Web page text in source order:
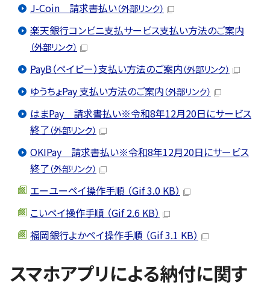
J-Coin 請求書払い（外部リンク）
楽天銀行コンビニ支払サービス支払い方法のご案内
（外部リンク）
PayB（ペイビー）支払い方法のご案内（外部リンク）
ゆうちょPay 支払い方法のご案内（外部リンク）
はまPay 請求書払い※令和8年12月20日にサービス
終了（外部リンク）
OKIPay 請求書払い※令和8年12月20日にサービス
終了（外部リンク）
エーユーペイ操作手順 （Gif 3.0 KB）
こいペイ操作手順 （Gif 2.6 KB）
福岡銀行よかペイ操作手順 （Gif 3.1 KB）
スマホアプリによる納付に関す